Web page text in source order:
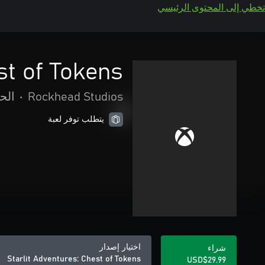
تخطي إلى المحتوى الرئيسي
of Tokens
Rockhead Studios
•
يتطلب توفر لعبة
شراء
USD$29.99
اختيار إصدار
Starlit Adventures: Chest of Tokens